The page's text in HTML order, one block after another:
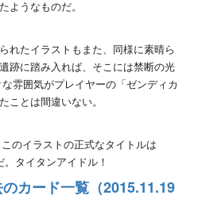
ようなものだ。
れたイラストもまた、同様に素晴ら
跡に踏み入れば、そこには禁断の光
雰囲気がプレイヤーの「ゼンディカ
ことは間違いない。
のイラストの正式なタイトルは
タイタンアイドル！
カード一覧（2015.11.19